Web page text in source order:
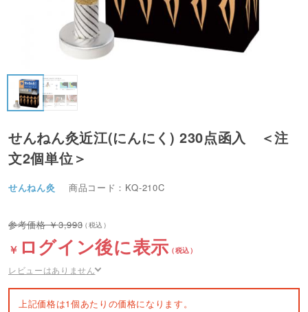
せんねん灸近江(にんにく) 230点函入 ＜注
文2個単位＞
せんねん灸 商品コード：KQ-210C
3,993
ログイン後に表示
レビューはありません
上記価格は1個あたりの価格になります。